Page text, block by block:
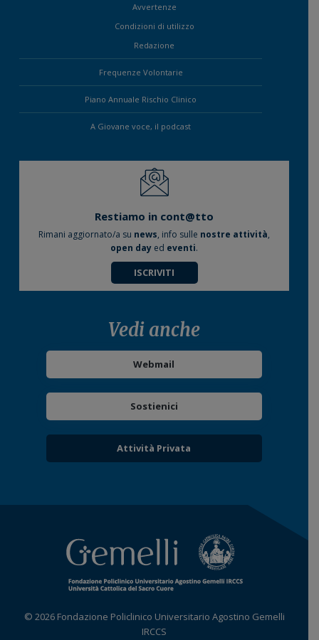
Avvertenze
Condizioni di utilizzo
Redazione
Frequenze Volontarie
Piano Annuale Rischio Clinico
A Giovane voce, il podcast
Restiamo in cont@tto
Rimani aggiornato/a su news, info sulle nostre attività,
open day ed eventi.
ISCRIVITI
Vedi anche
Webmail
Sostienici
Attività Privata
© 2026 Fondazione Policlinico Universitario Agostino Gemelli
IRCCS